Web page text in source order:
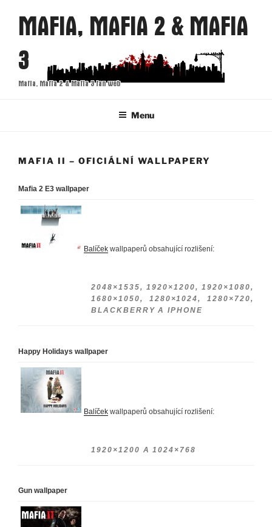
obsahu
webu
MAFIA, MAFIA 2 & MAFIA
3
Mafia, Mafia 2 & Mafia 3 fan web
Menu
MAFIA II – OFICIÁLNÍ WALLPAPERY
Mafia 2 E3 wallpaper
Balíček wallpaperů obsahující rozlišení:
2048×1535, 1920×1200, 1920×1080,
1680×1050, 1280×1024, 1280×720,
BLACKBERRY A IPHONE
Happy Holidays wallpaper
Balíček wallpaperů obsahující rozlišení:
1920×1200 A 1024×768
Gun wallpaper